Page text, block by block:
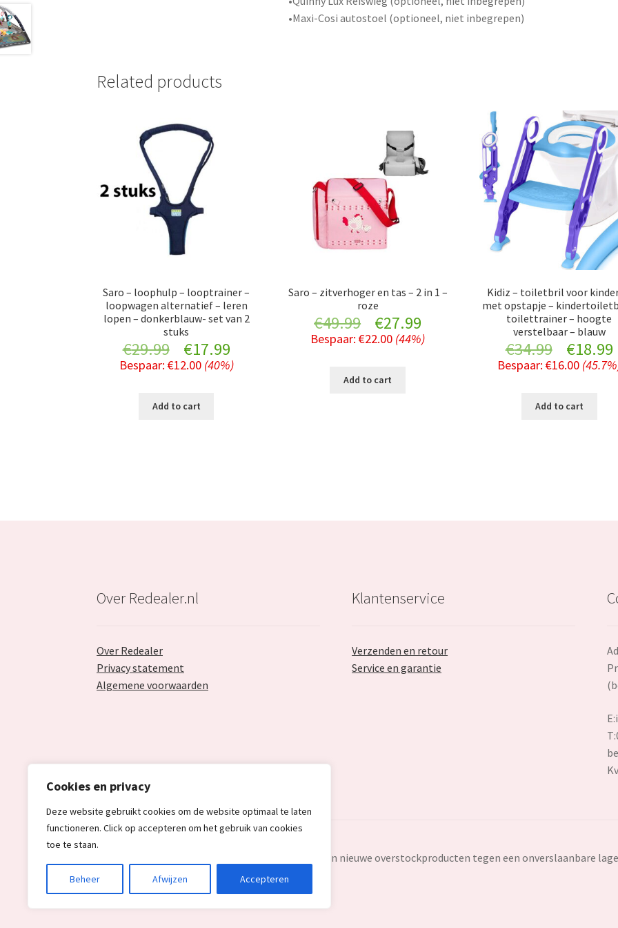
Cookies en privacy
Deze website gebruikt cookies om de website optimaal te laten
functioneren. Click op accepteren om het gebruik van cookies
toe te staan.
Beheer Afwijzen Accepteren
•Maxi-Cosi autostoel (optioneel, niet inbegrepen)
Related products
Saro – loophulp – looptrainer –
loopwagen alternatief – leren
lopen – donkerblauw- set van 2
stuks
€29.99
Original
price
was:
€17.99Current
price
Bespaar: €12.00 (40%)
Add to cart
Saro – zitverhoger en tas – 2 in 1 –
roze
€49.99
Original
price
was:
€27.99
price
Bespaar:€22.00 (44%)
Add to cart
Kidiz – toiletbril voor
met opstapje –
toilettrainer – hoogte
verstelbaar – blauw
€34.99
Original
price
was:
€18.99
Bespaar:€16.00
Add to cart
Over Redealer.nl
Over Redealer
Privacy statement
Algemene voorwaarden
Klantenservice
Verzenden en retour
Service en garantie
E:
© Redealer.nl | Gecontroleerde retourproducten en nieuwe overstockproducten tegen een onverslaanbare